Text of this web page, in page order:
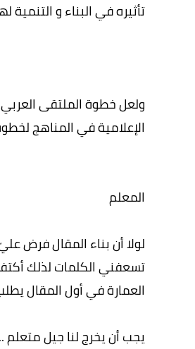
تأثيره في البناء و
ولعل خطوة الملتقى العربي
الإعلامية في المناهج
المعلم
لولا أن بناء المقال فرض
تسعفني الكلمات لذلك
العمارة في أول المقال
يجب أن يخرج لنا جيل